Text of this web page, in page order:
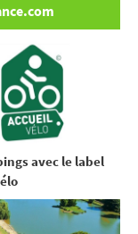
avec le label